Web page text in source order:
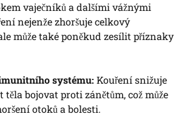
vaječníků a dalšími vážnými
nejenže zhoršuje celkový
může také poněkud zesílit příznaky
systému: Kouření snižuje
těla bojovat proti zánětům, což může
otoků a bolesti.